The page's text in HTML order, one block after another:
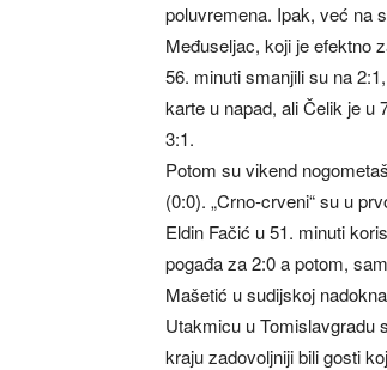
poluvremena. Ipak, već na
Međuseljac, koji je efektno
56. minuti smanjili su na
karte u napad, ali Čelik je u
3:1.
Potom su vikend
(0:0). „Crno-crveni“ su u
Eldin Fačić u 51. minuti
pogađa za 2:0 a potom,
Mašetić u sudijskoj
Utakmicu u Tomislavgradu
kraju zadovoljniji bili gosti